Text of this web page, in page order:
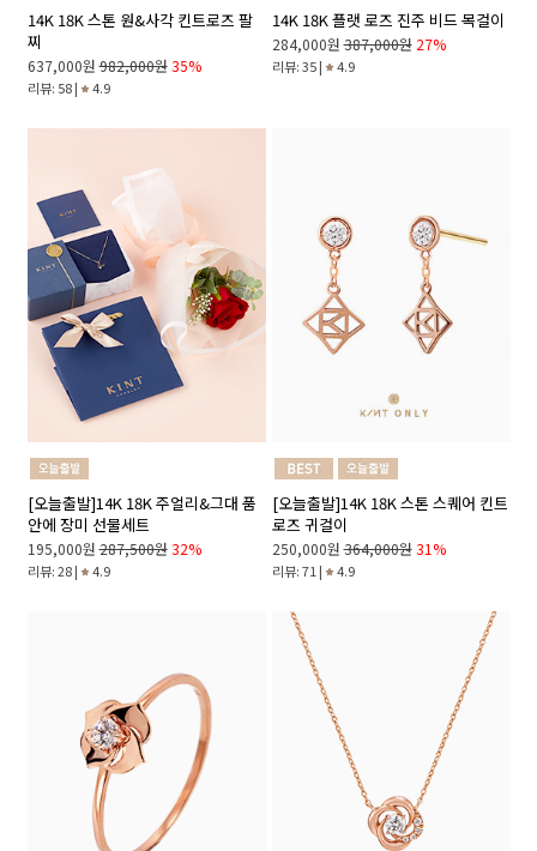
14K 18K 스톤 원&사각 킨트로즈 팔
찌
637,000원 982,000원 35%
리뷰: 58 | 4.9
14K 18K 플랫 로즈 진주 비드 목걸이
284,000원 387,000원 27%
리뷰: 35 | 4.9
[오늘출발]14K 18K 주얼리&그대 품
안에 장미 선물세트
195,000원 287,500원 32%
리뷰: 28 | 4.9
[오늘출발]14K 18K 스톤 스퀘어 킨트
로즈 귀걸이
250,000원 364,000원 31%
리뷰: 71 | 4.9